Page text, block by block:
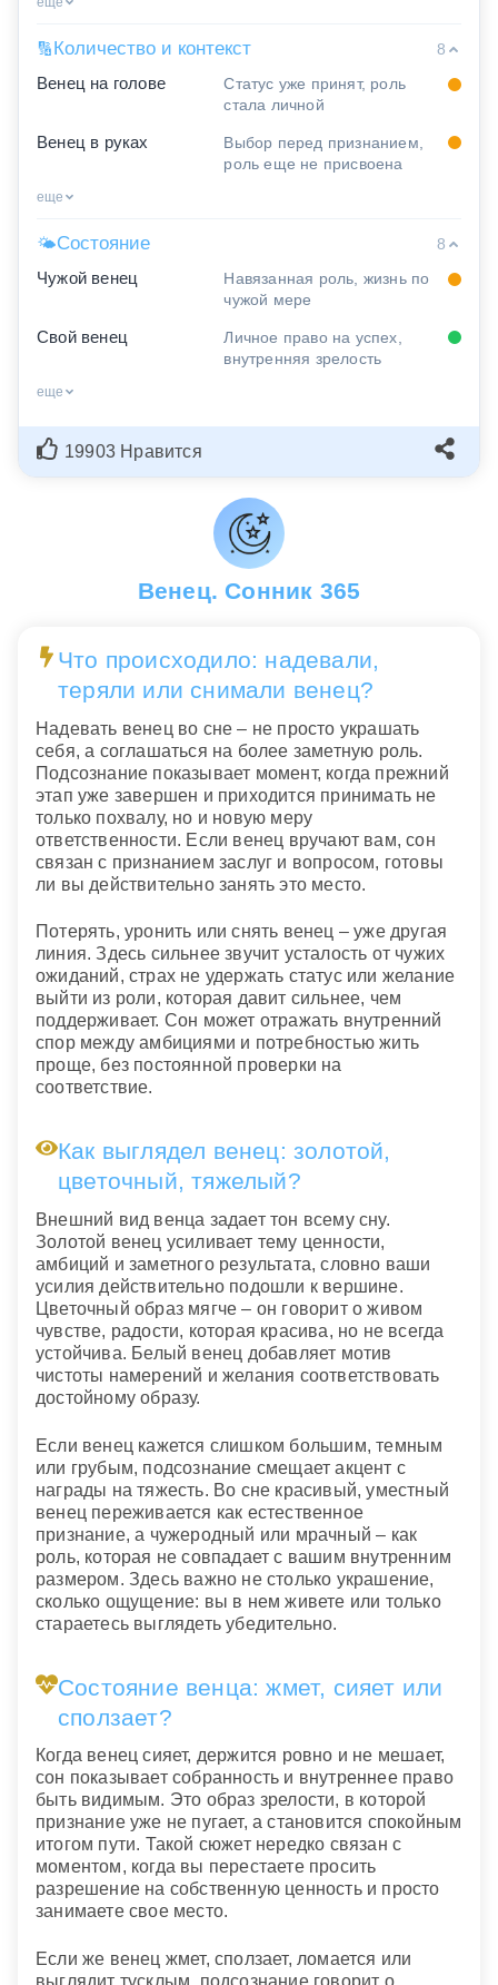
🔢 Количество и контекст
8
Венец на голове
Статус уже принят, роль
стала личной
Венец в руках
Выбор перед признанием,
роль еще не присвоена
еще
🌤Состояние
8
Чужой венец
Навязанная роль, жизнь по
чужой мере
Свой венец
Личное право на успех,
внутренняя зрелость
еще
19903 Нравится
Венец. Сонник 365
Что происходило: надевали,
теряли или снимали венец?
Надевать венец во сне – не просто украшать
себя, а соглашаться на более заметную роль.
Подсознание показывает момент, когда прежний
этап уже завершен и приходится принимать не
только похвалу, но и новую меру
ответственности. Если венец вручают вам, сон
связан с признанием заслуг и вопросом, готовы
ли вы действительно занять это место.
Потерять, уронить или снять венец – уже другая
линия. Здесь сильнее звучит усталость от чужих
ожиданий, страх не удержать статус или желание
выйти из роли, которая давит сильнее, чем
поддерживает. Сон может отражать внутренний
спор между амбициями и потребностью жить
проще, без постоянной проверки на
соответствие.
Как выглядел венец: золотой,
цветочный, тяжелый?
Внешний вид венца задает тон всему сну.
Золотой венец усиливает тему ценности,
амбиций и заметного результата, словно ваши
усилия действительно подошли к вершине.
Цветочный образ мягче – он говорит о живом
чувстве, радости, которая красива, но не всегда
устойчива. Белый венец добавляет мотив
чистоты намерений и желания соответствовать
достойному образу.
Если венец кажется слишком большим, темным
или грубым, подсознание смещает акцент с
награды на тяжесть. Во сне красивый, уместный
венец переживается как естественное
признание, а чужеродный или мрачный – как
роль, которая не совпадает с вашим внутренним
размером. Здесь важно не столько украшение,
сколько ощущение: вы в нем живете или только
стараетесь выглядеть убедительно.
Состояние венца: жмет, сияет или
сползает?
Когда венец сияет, держится ровно и не мешает,
сон показывает собранность и внутреннее право
быть видимым. Это образ зрелости, в которой
признание уже не пугает, а становится спокойным
итогом пути. Такой сюжет нередко связан с
моментом, когда вы перестаете просить
разрешение на собственную ценность и просто
занимаете свое место.
Если же венец жмет, сползает, ломается или
выглядит тусклым, подсознание говорит о